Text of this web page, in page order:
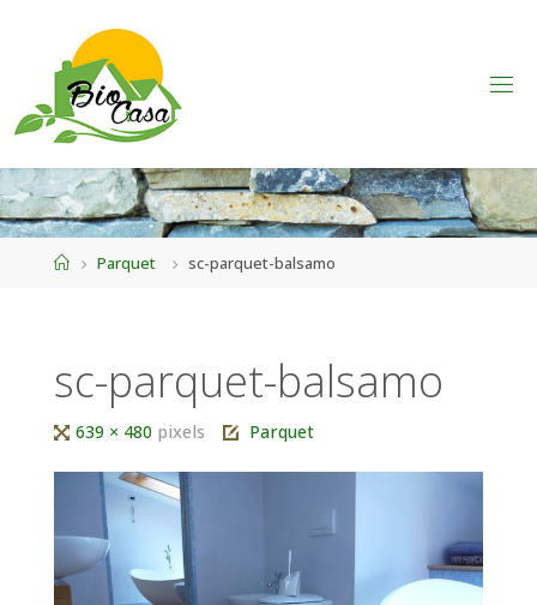
HomeParquet sc-parquet-balsamo
sc-parquet-balsamo
Tutta639 × 480 pixels Parquet